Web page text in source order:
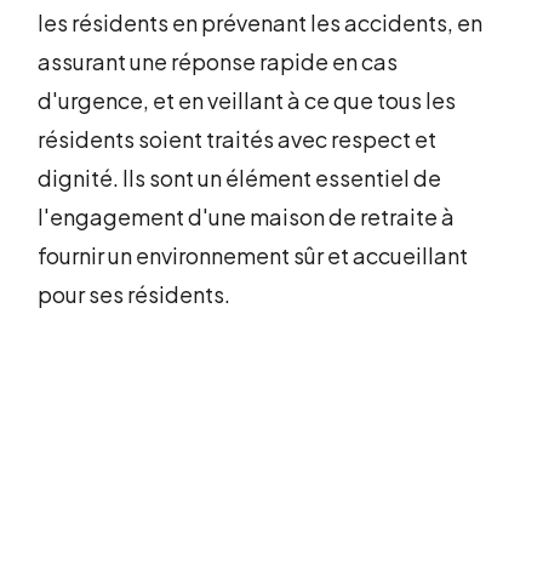
les résidents en prévenant les accidents, en
assurant une réponse rapide en cas
d'urgence, et en veillant à ce que tous les
résidents soient traités avec respect et
dignité. Ils sont un élément essentiel de
l'engagement d'une maison de retraite à
fournir un environnement sûr et accueillant
pour ses résidents.